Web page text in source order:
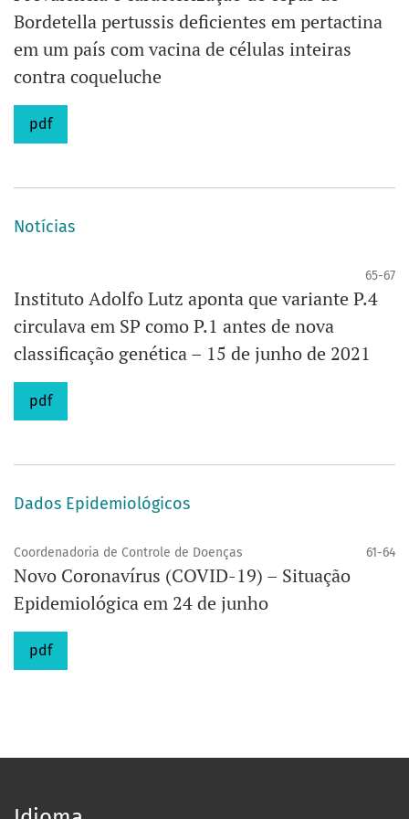
Bordetella pertussis deficientes em pertactina
em um país com vacina de células inteiras
contra coqueluche
pdf
Notícias
65-67
Instituto Adolfo Lutz aponta que variante P.4
circulava em SP como P.1 antes de nova
classificação genética – 15 de junho de 2021
pdf
Dados Epidemiológicos
Coordenadoria de Controle de Doenças 61-64
Novo Coronavírus (COVID-19) – Situação
Epidemiológica em 24 de junho
pdf